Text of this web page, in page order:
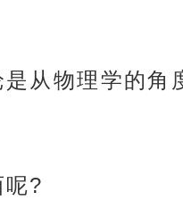
从物理学的角
?